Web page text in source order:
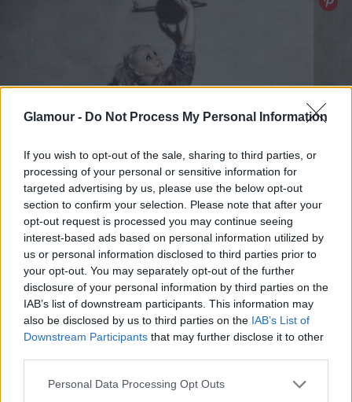
Glamour - Do Not Process My Personal Information
If you wish to opt-out of the sale, sharing to third parties, or
processing of your personal or sensitive information for
targeted advertising by us, please use the below opt-out
section to confirm your selection. Please note that after your
opt-out request is processed you may continue seeing
interest-based ads based on personal information utilized by
us or personal information disclosed to third parties prior to
your opt-out. You may separately opt-out of the further
disclosure of your personal information by third parties on the
IAB’s list of downstream participants. This information may
also be disclosed by us to third parties on the IAB’s List of
Downstream Participants that may further disclose it to other
Please note that this website/app uses one or more Google
Personal Data Processing Opt Outs
Little Boots, Merlin, Kollektíva
A jelenleg második lemezén dolgozó sztár állítólag
már legfrissebb dalaiból is mutat majd néhányat
március 10-én, amikor is a Kollektíva meghívására
zenél a Merlinben. Igen, a Merlinben, hiszen a
Kollektíva csak a szülinapira visszatér legendássá
váló bulijai színhelyére.
Szóval, március 10., Merlin, Kollektíva ötéves